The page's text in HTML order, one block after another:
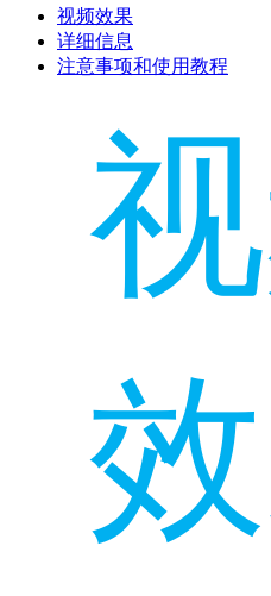
视频效果
详细信息
注意事项和使用教程